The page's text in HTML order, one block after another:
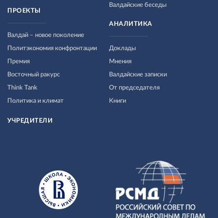
Валдайские беседы
ПРОЕКТЫ
Валдай – новое поколение
Политэкономия конфронтации
Премия
Восточный ракурс
Think Tank
Политика и климат
АНАЛИТИКА
Доклады
Мнения
Валдайские записки
От председателя
Книги
УЧРЕДИТЕЛИ